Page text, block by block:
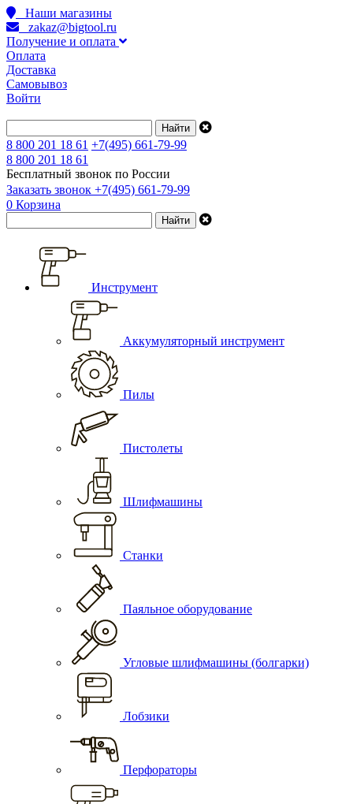
Наши магазины
zakaz@bigtool.ru
Получение и оплата
Оплата
Доставка
Самовывоз
Войти
8 800 201 18 61 +7(495) 661-79-99
8 800 201 18 61
Бесплатный звонок по России
Заказать звонок +7(495) 661-79-99
0 Корзина
Инструмент
Аккумуляторный инструмент
Пилы
Пистолеты
Шлифмашины
Станки
Паяльное оборудование
Угловые шлифмашины (болгарки)
Лобзики
Перфораторы